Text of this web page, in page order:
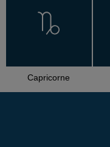
Capricorne